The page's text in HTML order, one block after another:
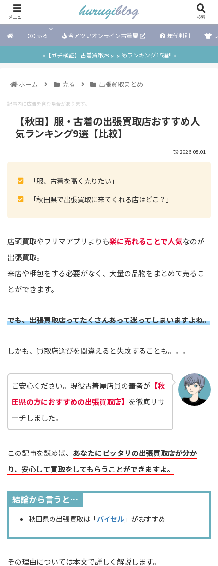
売る 今アツいオンライン古着屋 年代判別
»【ガチ検証】古着買取おすすめランキング15選!! «
ホーム 売る 出張買取まとめ
記事内に広告を含む場合があります。
【秋田】服・古着の出張買取店おすすめ人
気ランキング9選【比較】
2026.08.01
「服、古着を高く売りたい」
「秋田県で出張買取に来てくれる店はどこ？」
店頭買取やフリマアプリよりも楽に売れることで人気なのが
出張買取。
来店や梱包をする必要がなく、大量の品物をまとめて売るこ
とができます。
でも、出張買取店ってたくさんあって迷ってしまいますよね。
しかも、買取店選びを間違えると失敗することも。。。
ご安心ください。現役古着屋店員の筆者が 【秋
田県の方におすすめの出張買取店】 を徹底リサ
ーチしました。
この記事を読めば、 あなたにピッタリの出張買取店が分か
り、安心して買取をしてもらうことができますよ。
結論から言うと…
秋田県の出張買取は「バイセル 」がおすすめ
その理由については本文で詳しく解説します。
メニュー 検索